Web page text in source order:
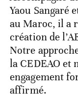
Yaou Sangaré
au Maroc, il a
création de
Notre
la CEDEAO et
engagement
affirmé.